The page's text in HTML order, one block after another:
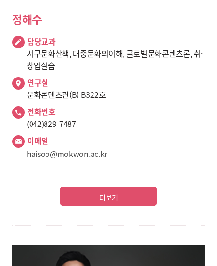
정해수
담당교과
서구문화산책, 대중문화의이해, 글로벌문화콘텐츠론, 취·
창업실습
연구실
문화콘텐츠관(B) B322호
전화번호
(042)829-7487
이메일
haisoo@mokwon.ac.kr
더보기